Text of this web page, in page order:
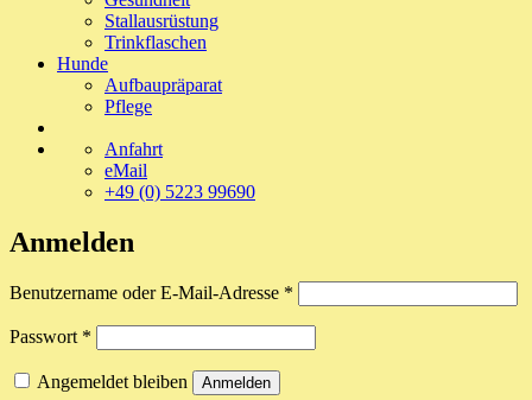
Stallausrüstung
Trinkflaschen
Hunde
Aufbaupräparat
Pflege
Anfahrt
eMail
+49 (0) 5223 99690
Anmelden
Benutzername oder E-Mail-Adresse *
Passwort *
Angemeldet bleiben Anmelden